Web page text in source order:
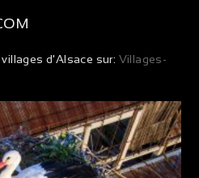
d'Alsace sur: Villages-